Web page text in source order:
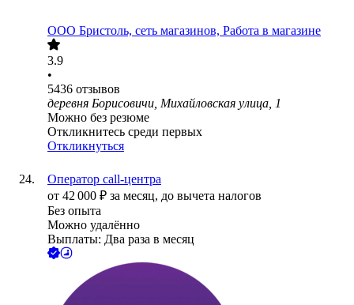
ООО Бристоль, сеть магазинов, Работа в магазине
3.9
•
5436 отзывов
деревня Борисовичи, Михайловская улица, 1
Можно без резюме
Откликнитесь среди первых
Откликнуться
Оператор call-центра
от 42 000 ₽ за месяц, до вычета налогов
Без опыта
Можно удалённо
Выплаты: Два раза в месяц